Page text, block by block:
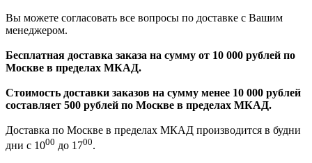
Вы можете согласовать все вопросы по доставке с Вашим
менеджером.
Бесплатная доставка заказа на сумму от 10 000 рублей по
Москве в пределах МКАД.
Стоимость доставки заказов на сумму менее 10 000 рублей
составляет 500 рублей по Москве в пределах МКАД.
Доставка по Москве в пределах МКАД производится в будни
дни с 1000 до 1700.